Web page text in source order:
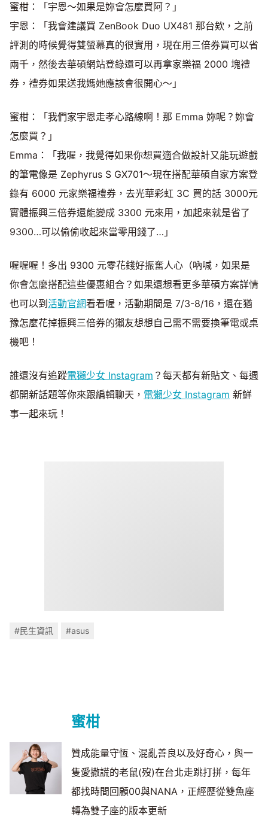
蜜柑：「宇恩～如果是妳會怎麼買阿？」
宇恩：「我會建議買 ZenBook Duo UX481 那台欸，之前
評測的時候覺得雙螢幕真的很實用，現在用三倍券買可以省
兩千，然後去華碩網站登錄還可以再拿家樂福 2000 塊禮
券，禮券如果送我媽她應該會很開心～」
蜜柑：「我們家宇恩走孝心路線啊！那 Emma 妳呢？妳會
怎麼買？」
Emma：「我喔，我覺得如果你想買適合做設計又能玩遊戲
的筆電像是 Zephyrus S GX701～現在搭配華碩自家方案登
錄有 6000 元家樂福禮券，去光華彩虹 3C 買的話 3000元
實體振興三倍券還能變成 3300 元來用，加起來就是省了
9300…可以偷偷收起來當零用錢了…」
喔喔喔！多出 9300 元零花錢好振奮人心（吶喊，如果是
你會怎麼搭配這些優惠組合？如果還想看更多華碩方案詳情
也可以到 活動官網看看喔，活動期間是 7/3-8/16，還在猶
豫怎麼花掉振興三倍券的獺友想想自己需不需要換筆電或桌
機吧！
誰還沒有追蹤電獺少女 Instagram ？每天都有新貼文、每週
都開新話題等你來跟編輯聊天， 電獺少女 Instagram 新鮮
事一起來玩！
#民生資訊 #asus
蜜柑
贊成能量守恆、混亂善良以及好奇心，與一
隻愛撒謊的老鼠(歿)在台北走跳打拼，每年
都找時間回顧00與NANA，正經歷從雙魚座
轉為雙子座的版本更新